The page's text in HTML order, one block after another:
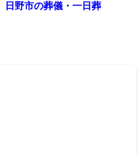
日野市の葬儀・一日葬